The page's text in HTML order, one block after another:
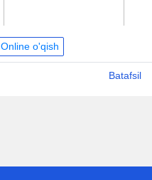
Online o'qish
Batafsil